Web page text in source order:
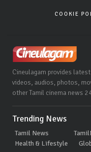
COOKIE
Cineulagam provides
videos, audios, photos,
other Tamil cinema news
Trending News
Tamil News
Health & Lifestyle